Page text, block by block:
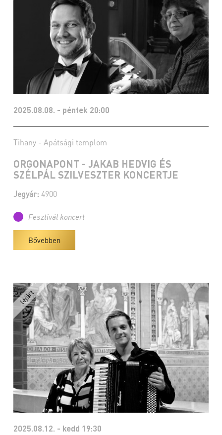
2025.08.08. - péntek 20:00
Tihany - Apátsági templom
ORGONAPONT - JAKAB HEDVIG ÉS
SZÉLPÁL SZILVESZTER KONCERTJE
Jegyár: 4900
Fesztivál koncert
Bővebben
2025.08.12. - kedd 19:30